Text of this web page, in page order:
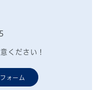
ください！
ォーム